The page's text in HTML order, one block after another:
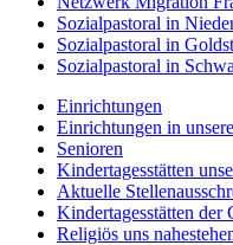
Sozialpastoral in
Sozialpastoral in
Sozialpastoral in
Einrichtungen
Einrichtungen in
Senioren
Kindertagesstätten
Aktuelle
Kindertagesstätten der
Religiös uns